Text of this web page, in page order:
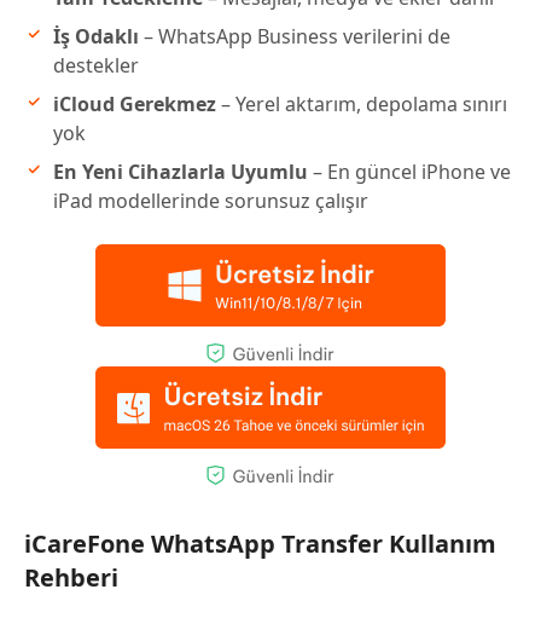
İş Odaklı – WhatsApp Business verilerini de
destekler
iCloud Gerekmez– Yerel aktarım, depolama sınırı
yok
En Yeni Cihazlarla Uyumlu – En güncel iPhone ve
iPad modellerinde sorunsuz çalışır
iCareFone WhatsApp Transfer Kullanım
Rehberi